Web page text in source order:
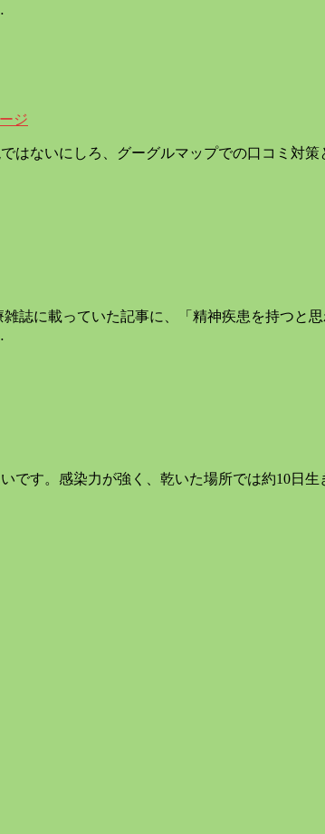
ジ
ないにしろ、グーグルマップでの口コミ対
誌に載っていた記事に、「精神疾患を持つと
です。感染力が強く、乾いた場所では約10日